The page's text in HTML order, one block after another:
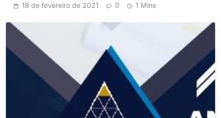
18 de fevereiro de 2021 0 1 Mins